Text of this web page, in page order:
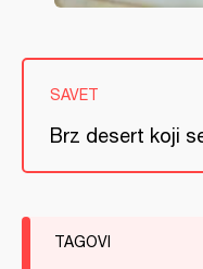
SAVET
Brz desert koji
TAGOVI